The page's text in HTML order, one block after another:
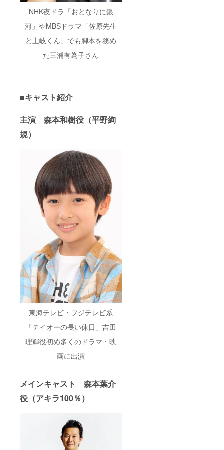
NHK夜ドラ「おとなりに銀
河」やMBSドラマ「佐原先生
と土岐くん」でも脚本を務め
た三浦有為子さん
■キャスト紹介
主演 森本和樹役（平野絢
規）
東海テレビ・フジテレビ系
「テイオーの長い休日」吉田
理輝役初め多くのドラマ・映
画に出演
メインキャスト 森本葉介
役（アキラ100％）